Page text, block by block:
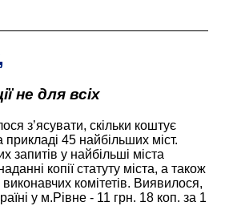
не для всіх
з’ясувати, скільки коштує
прикладі 45 найбільших міст.
запитів у найбільші міста
копії статуту міста, а також
комітетів. Виявилося,
у м.Рівне - 11 грн. 18 коп. за 1